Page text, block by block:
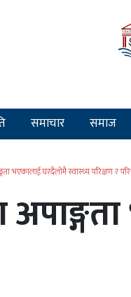
समाचार समाज
भएकालाई घरदैलोमै स्वास्थ्य परिक्षण र